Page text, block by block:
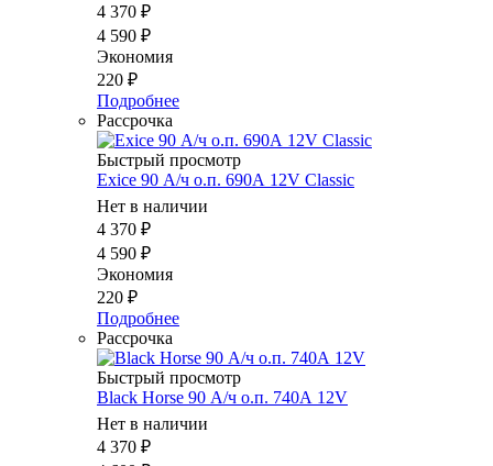
4 370 ₽
4 590 ₽
Экономия
220 ₽
Подробнее
Рассрочка
Быстрый просмотр
Exice 90 А/ч о.п. 690А 12V Classic
Нет в наличии
4 370 ₽
4 590 ₽
Экономия
220 ₽
Подробнее
Рассрочка
Быстрый просмотр
Black Horse 90 А/ч о.п. 740А 12V
Нет в наличии
4 370 ₽